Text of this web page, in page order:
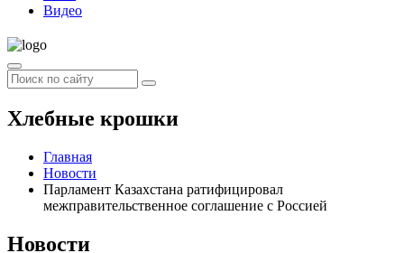
Видео
Хлебные крошки
Главная
Новости
Парламент Казахстана ратифицировал
межправительственное соглашение с Россией
Новости